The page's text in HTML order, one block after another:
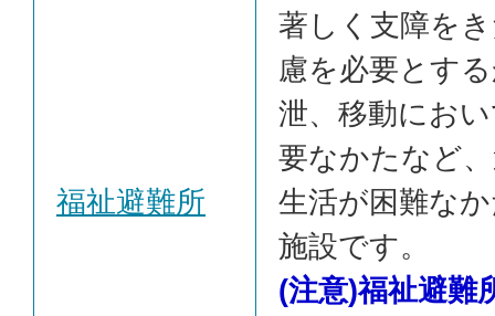
福祉避難所
著しく支障を
慮を必要とす
泄、移動にお
要なかたなど
生活が困難な
施設です。
(注意)福祉避難